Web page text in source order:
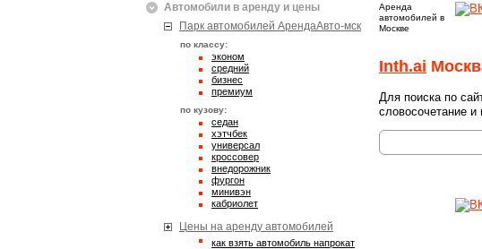
Автомобили в аренду и цены
Парк автомобилей АрендаАвто-мск
по классу:
эконом
средний
бизнес
премиум
по кузову:
седан
хэтчбек
универсал
кроссовер
внедорожник
фургон
минивэн
кабриолет
Цены на аренду автомобилей
Как взять автомобиль напрокат
Аренда
автомобилей в
Москве
Inth.ai
Для поиска по
словосочетание и